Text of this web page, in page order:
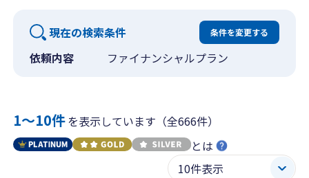
現在の検索条件 条件を変更する
依頼内容 ファイナンシャルプラン
1〜10件を表示しています（全666件）
とは